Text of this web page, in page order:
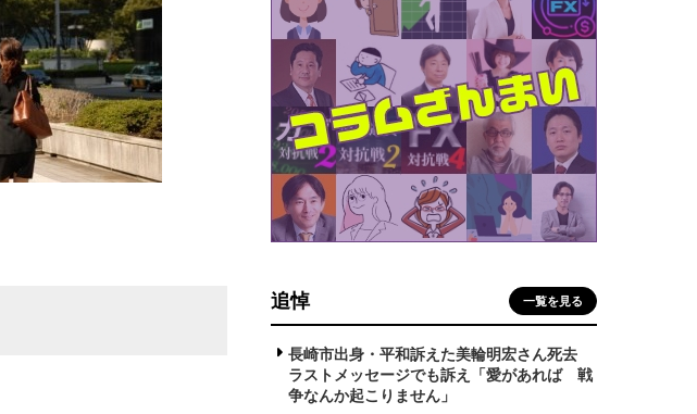
追悼 一覧を見る
長崎市出身・平和訴えた美輪明宏さん死去
ラストメッセージでも訴え「愛があれば 戦
争なんか起こりません」